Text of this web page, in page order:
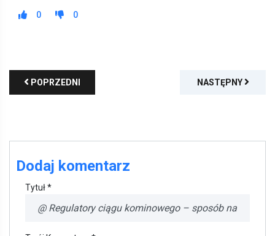
0 0
POPRZEDNI NASTĘPNY
Dodaj komentarz
Tytuł *